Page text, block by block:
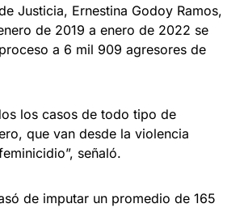
Justicia, Ernestina Godoy Ramos,
de 2019 a enero de 2022 se
a 6 mil 909 agresores de
los casos de todo tipo de
que van desde la violencia
señaló.
de imputar un promedio de 165